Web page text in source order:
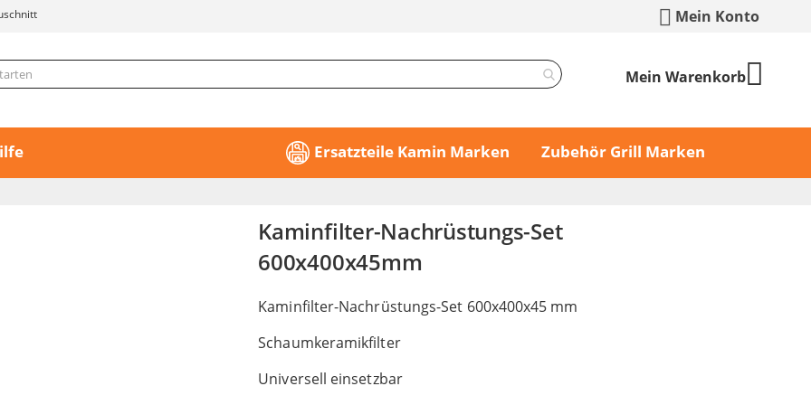
Mein Konto
Mein Warenkorb
Ersatzteile Kamin Marken Zubehör Grill Marken
Kaminfilter-Nachrüstungs-Set
600x400x45mm
Kaminfilter-Nachrüstungs-Set 600x400x45 mm
Schaumkeramikfilter
Universell einsetzbar